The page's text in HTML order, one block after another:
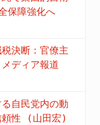
保障強化へ
決断：官僚主
ディア報道
自民党内の動
頼性 (山田宏)